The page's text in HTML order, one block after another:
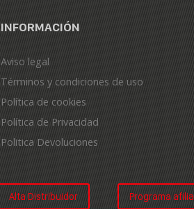
INFORMACIÓN
Aviso legal
Términos y condiciones de uso
Política de cookies
Política de Privacidad
Politica Devoluciones
Alta Distribuidor Programa